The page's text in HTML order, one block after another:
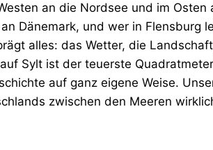
an die Nordsee und im Osten
Dänemark, und wer in Flensburg
alles: das Wetter, die
Sylt ist der teuerste
auf ganz eigene Weise.
zwischen den Meeren